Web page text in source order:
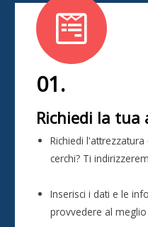
01.
Richiedi la
Richiedi
cerchi? Ti
Inserisci i dati e le
provvedere al